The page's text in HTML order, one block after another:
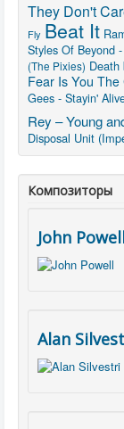
They Don't
Fly Beat It
Styles Of Beyond
(The Pixies) Death
Fear Is You The
Gees - Stayin'
Rey – Young
Disposal Unit
Композиторы
John
Alan